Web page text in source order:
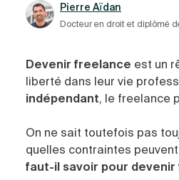
Pierre Aïdan
Docteur en droit et diplômé
Devenir freelance est un
liberté dans leur vie
indépendant, le freelance
On ne sait toutefois pas
quelles contraintes
faut-il savoir pour